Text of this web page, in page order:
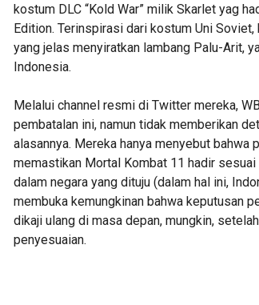
kostum DLC “Kold War” milik Skarlet yag
Edition. Terinspirasi dari kostum Uni
yang jelas menyiratkan lambang Palu-Arit,
Indonesia.
Melalui channel resmi di Twitter mereka,
pembatalan ini, namun tidak memberikan
alasannya. Mereka hanya menyebut bahwa
memastikan Mortal Kombat 11 hadir
dalam negara yang dituju (dalam hal ini,
membuka kemungkinan bahwa keputusan
dikaji ulang di masa depan, mungkin,
penyesuaian.